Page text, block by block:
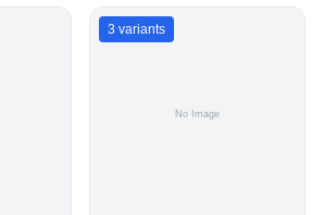
3 variants